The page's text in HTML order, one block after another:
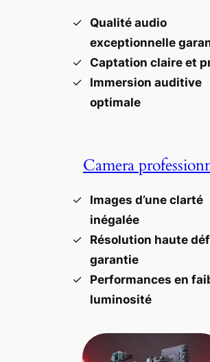
Qualité audio
exceptionnelle
Captation claire et
Immersion auditive
optimale
Camera
Images d’une clarté
inégalée
Résolution haute
garantie
Performances en
luminosité